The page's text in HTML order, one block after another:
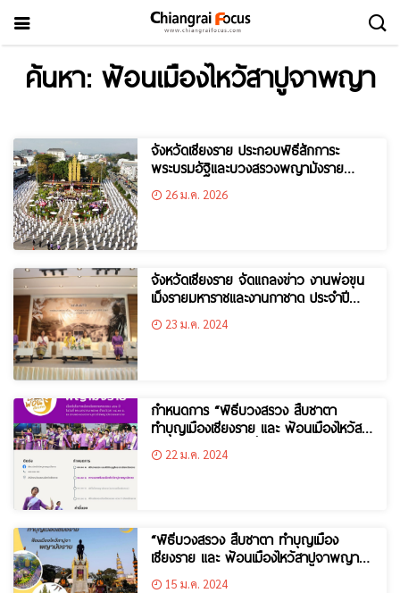
ค้นหา: ฟ้อนเมืองไหว้สาปูจาพญา
จังหวัดเชียงราย ประกอบพิธีสักการะ
พระบรมอัฐิและบวงสรวงพญามังราย
พร้อมสืบชะตาเมืองเชียงรายครบรอบ 764
ปี เมืองเชียงราย
26 ม.ค. 2026
จังหวัดเชียงราย จัดแถลงข่าว งานพ่อขุน
เม็งรายมหาราชและงานกาชาด ประจำปี
2567 เฉลิมฉลองเมืองเชียงรายครบรอบ
762 ปี23 ม.ค. 2024
กำหนดการ “พิธีบวงสรวง สืบชาตา
ทำบุญเมืองเชียงราย และ ฟ้อนเมืองไหว้สา
ปูจาพญามังราย” เนื่องในโอกาสเมือง
เชียงรายครบรอบ 762 ปี
22 ม.ค. 2024
“พิธีบวงสรวง สืบชาตา ทำบุญเมือง
เชียงราย และ ฟ้อนเมืองไหว้สาปูจาพญา
มังราย”15 ม.ค. 2024